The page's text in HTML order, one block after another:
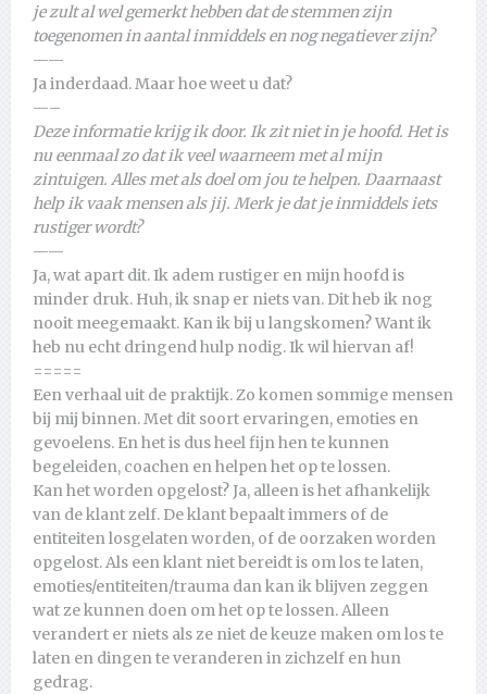
je zult al wel gemerkt hebben dat de stemmen zijn
toegenomen in aantal inmiddels en nog negatiever zijn?
——
Ja inderdaad. Maar hoe weet u dat?
—–
Deze informatie krijg ik door. Ik zit niet in je hoofd. Het is
nu eenmaal zo dat ik veel waarneem met al mijn
zintuigen. Alles met als doel om jou te helpen. Daarnaast
help ik vaak mensen als jij. Merk je dat je inmiddels iets
rustiger wordt?
——
Ja, wat apart dit. Ik adem rustiger en mijn hoofd is
minder druk. Huh, ik snap er niets van. Dit heb ik nog
nooit meegemaakt. Kan ik bij u langskomen? Want ik
heb nu echt dringend hulp nodig. Ik wil hiervan af!
=====
Een verhaal uit de praktijk. Zo komen sommige mensen
bij mij binnen. Met dit soort ervaringen, emoties en
gevoelens. En het is dus heel fijn hen te kunnen
begeleiden, coachen en helpen het op te lossen.
Kan het worden opgelost? Ja, alleen is het afhankelijk
van de klant zelf. De klant bepaalt immers of de
entiteiten losgelaten worden, of de oorzaken worden
opgelost. Als een klant niet bereidt is om los te laten,
emoties/entiteiten/trauma dan kan ik blijven zeggen
wat ze kunnen doen om het op te lossen. Alleen
verandert er niets als ze niet de keuze maken om los te
laten en dingen te veranderen in zichzelf en hun
gedrag.